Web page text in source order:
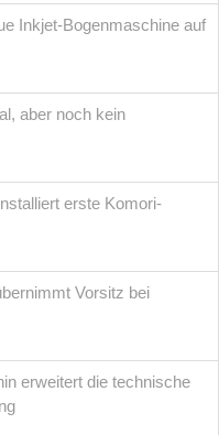
Inkjet-Bogenmaschine auf
aber noch kein
erste Komori-
Vorsitz bei
erweitert die technische